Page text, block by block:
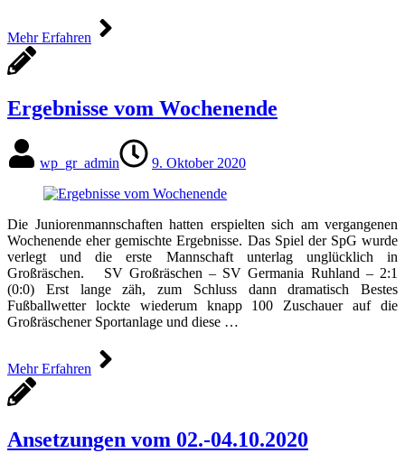
Mehr Erfahren
Ergebnisse vom Wochenende
wp_gr_admin 9. Oktober 2020
Die Juniorenmannschaften hatten erspielten sich am vergangenen
Wochenende eher gemischte Ergebnisse. Das Spiel der SpG wurde
verlegt und die erste Mannschaft unterlag unglücklich in
Großräschen. SV Großräschen – SV Germania Ruhland – 2:1
(0:0) Erst lange zäh, zum Schluss dann dramatisch Bestes
Fußballwetter lockte wiederum knapp 100 Zuschauer auf die
Großräschener Sportanlage und diese …
Mehr Erfahren
Ansetzungen vom 02.-04.10.2020